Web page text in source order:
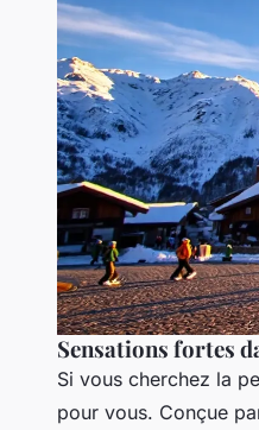
Sensations fortes
Si vous cherchez la
pour vous. Conçue